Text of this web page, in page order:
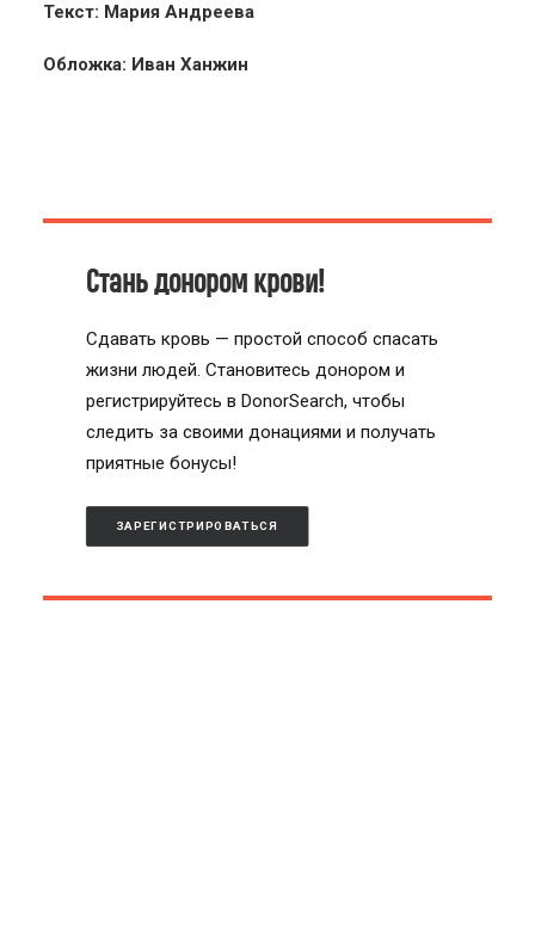
Текст: Мария Андреева
Обложка: Иван Ханжин
Стань донором крови!
Сдавать кровь — простой способ спасать
жизни людей. Становитесь донором и
регистрируйтесь в DonorSearch, чтобы
следить за своими донациями и получать
приятные бонусы!
ЗАРЕГИСТРИРОВАТЬСЯ